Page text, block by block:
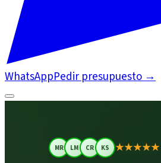
WhatsAppPedir presupuesto→
MR LM CR KS ★★★★★